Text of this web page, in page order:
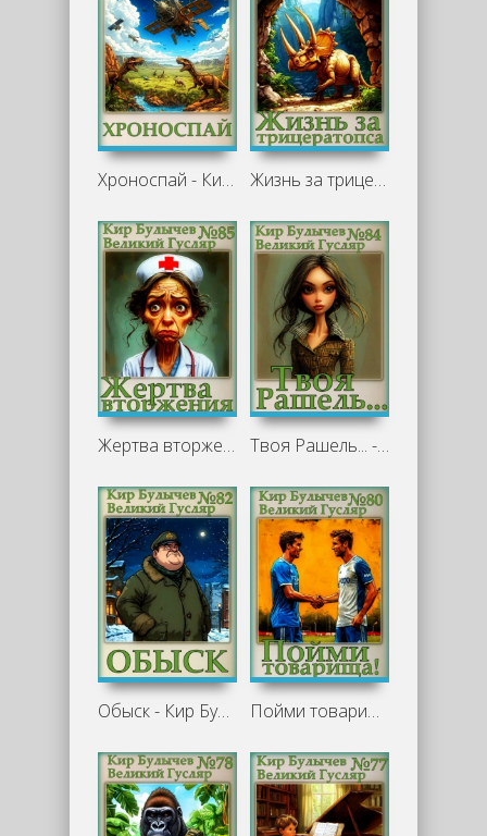
Хроноспай - Кир Булычев Жизнь за трицератопса - Кир Булычев
Жертва вторжения - Кир Булычев Твоя Рашель... - Кир Булычев
Обыск - Кир Булычев Пойми товарища! - Кир Булычев